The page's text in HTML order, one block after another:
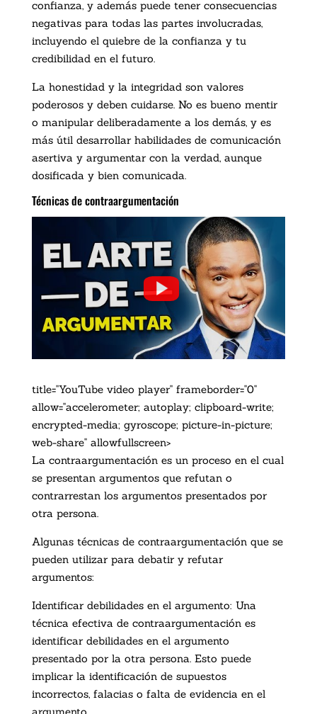
confianza, y además puede tener consecuencias
negativas para todas las partes involucradas,
incluyendo el quiebre de la confianza y tu
credibilidad en el futuro.
La honestidad y la integridad son valores
poderosos y deben cuidarse. No es bueno mentir
o manipular deliberadamente a los demás, y es
más útil desarrollar habilidades de comunicación
asertiva y argumentar con la verdad, aunque
dosificada y bien comunicada.
Técnicas de contraargumentación
title="YouTube video player" frameborder="0"
allow="accelerometer; autoplay; clipboard-write;
encrypted-media; gyroscope; picture-in-picture;
web-share" allowfullscreen>
La contraargumentación es un proceso en el cual
se presentan argumentos que refutan o
contrarrestan los argumentos presentados por
otra persona.
Algunas técnicas de contraargumentación que se
pueden utilizar para debatir y refutar
argumentos:
Identificar debilidades en el argumento: Una
técnica efectiva de contraargumentación es
identificar debilidades en el argumento
presentado por la otra persona. Esto puede
implicar la identificación de supuestos
incorrectos, falacias o falta de evidencia en el